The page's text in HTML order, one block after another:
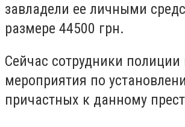
завладели ее личными
размере 44500 грн.
Сейчас сотрудники полиции
мероприятия по
причастных к данному